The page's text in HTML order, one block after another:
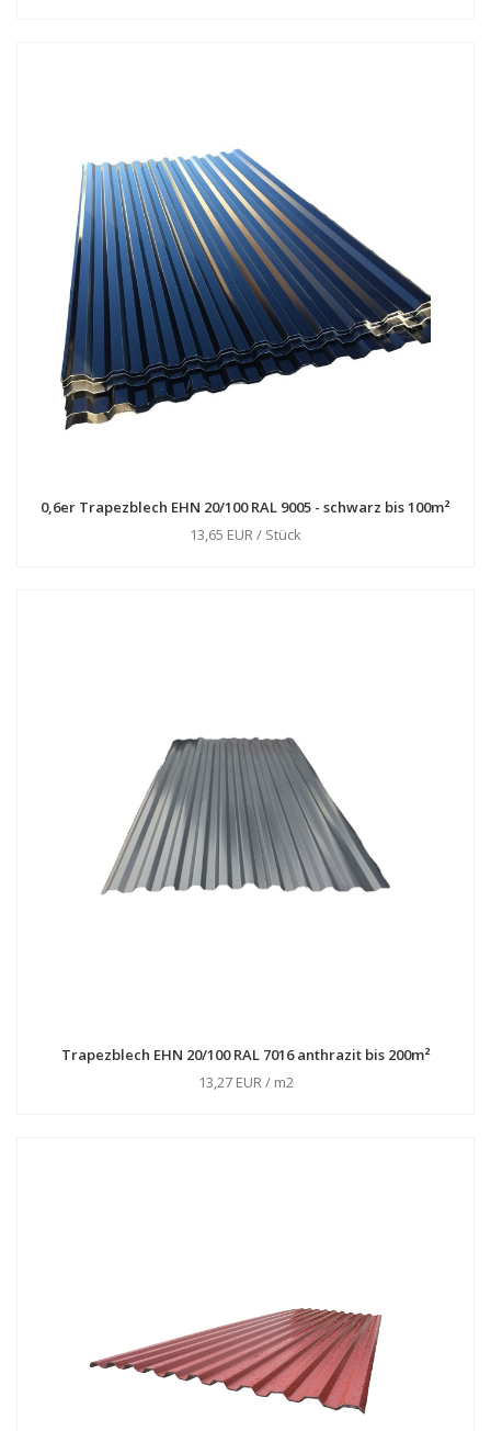
0,6er Trapezblech EHN 20/100 RAL 9005 - schwarz bis 100m²
13,65 EUR / Stück
Trapezblech EHN 20/100 RAL 7016 anthrazit bis 200m²
13,27 EUR / m2